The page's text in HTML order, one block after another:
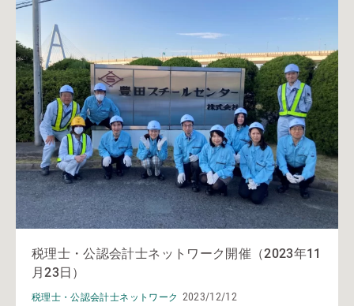
税理士・公認会計士ネットワーク開催（2023年11
月23日）
税理士・公認会計士ネットワーク 2023/12/12